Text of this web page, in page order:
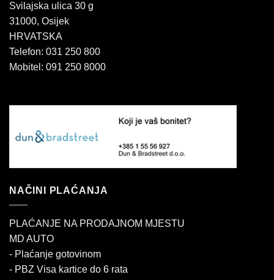
Svilajska ulica 30 g
31000, Osijek
HRVATSKA
Telefon: 031 250 800
Mobitel: 091 250 8000
NAČINI PLAĆANJA
PLAĆANJE NA PRODAJNOM MJESTU
MD AUTO
- Plaćanje gotovinom
- PBZ Visa kartice do 6 rata